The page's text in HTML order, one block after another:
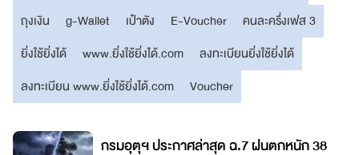
ถุงเงิน
g-Wallet เป๋าตัง E-Voucher
คนละครึ่งเฟส 3
ยิ่งใช้ยิ่งได้
www.ยิ่งใช้ยิ่งได้.com
ลงทะเบียนยิ่งใช้ยิ่งได้
ลงทะเบียน www.ยิ่งใช้ยิ่งได้.com
Voucher
กรมอุตุฯ ประกาศล่าสุด ฉ.7 ฝนตกหนัก 38